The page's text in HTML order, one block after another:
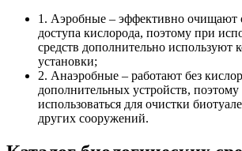
1. Аэробные – эффективно очищают
доступа кислорода, поэтому при
средств дополнительно используют
установки;
2. Анаэробные – работают без
дополнительных устройств, поэтому
использоваться для очистки
других сооружений.